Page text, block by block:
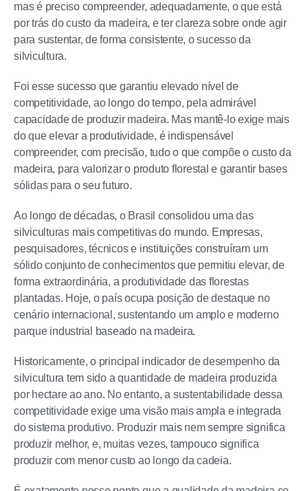
mas é preciso compreender, adequadamente, o que está
por trás do custo da madeira, e ter clareza sobre onde agir
para sustentar, de forma consistente, o sucesso da
silvicultura.
Foi esse sucesso que garantiu elevado nível de
competitividade, ao longo do tempo, pela admirável
capacidade de produzir madeira. Mas mantê-lo exige mais
do que elevar a produtividade, é indispensável
compreender, com precisão, tudo o que compõe o custo da
madeira, para valorizar o produto florestal e garantir bases
sólidas para o seu futuro.
Ao longo de décadas, o Brasil consolidou uma das
silviculturas mais competitivas do mundo. Empresas,
pesquisadores, técnicos e instituições construíram um
sólido conjunto de conhecimentos que permitiu elevar, de
forma extraordinária, a produtividade das florestas
plantadas. Hoje, o país ocupa posição de destaque no
cenário internacional, sustentando um amplo e moderno
parque industrial baseado na madeira.
Historicamente, o principal indicador de desempenho da
silvicultura tem sido a quantidade de madeira produzida
por hectare ao ano. No entanto, a sustentabilidade dessa
competitividade exige uma visão mais ampla e integrada
do sistema produtivo. Produzir mais nem sempre significa
produzir melhor, e, muitas vezes, tampouco significa
produzir com menor custo ao longo da cadeia.